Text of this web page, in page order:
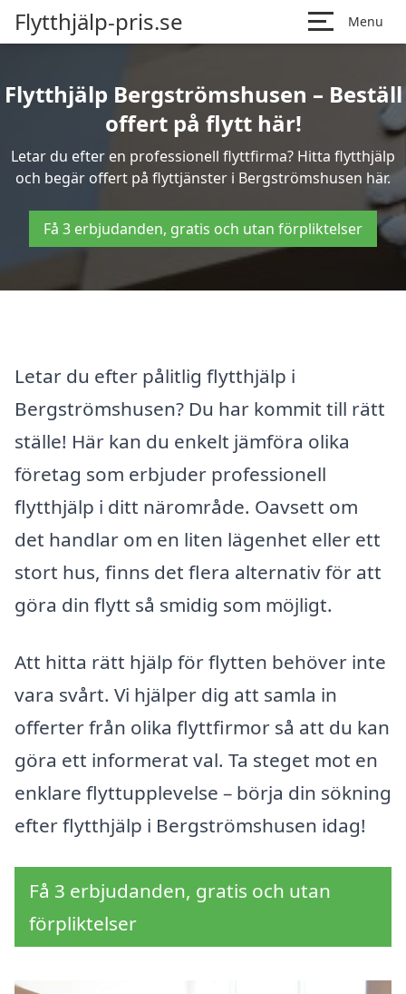
Flytthjälp-pris.se Menu
Flytthjälp Bergströmshusen – Beställ
offert på flytt här!
Letar du efter en professionell flyttfirma? Hitta flytthjälp
och begär offert på flyttjänster i Bergströmshusen här.
Få 3 erbjudanden, gratis och utan förpliktelser
Letar du efter pålitlig flytthjälp i
Bergströmshusen? Du har kommit till rätt
ställe! Här kan du enkelt jämföra olika
företag som erbjuder professionell
flytthjälp i ditt närområde. Oavsett om
det handlar om en liten lägenhet eller ett
stort hus, finns det flera alternativ för att
göra din flytt så smidig som möjligt.
Att hitta rätt hjälp för flytten behöver inte
vara svårt. Vi hjälper dig att samla in
offerter från olika flyttfirmor så att du kan
göra ett informerat val. Ta steget mot en
enklare flyttupplevelse – börja din sökning
efter flytthjälp i Bergströmshusen idag!
Få 3 erbjudanden, gratis och utan
förpliktelser